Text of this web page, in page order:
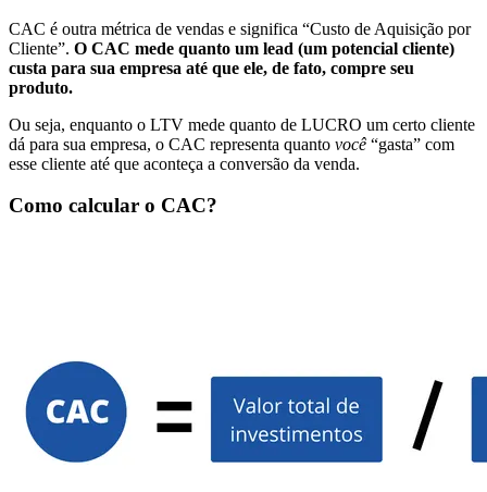
CAC é outra métrica de vendas e significa “Custo de Aquisição por
Cliente”. O CAC mede quanto um lead (um potencial cliente)
custa para sua empresa até que ele, de fato, compre seu
produto.
Ou seja, enquanto o LTV mede quanto de LUCRO um certo cliente
dá para sua empresa, o CAC representa quanto você “gasta” com
esse cliente até que aconteça a conversão da venda.
Como calcular o CAC?